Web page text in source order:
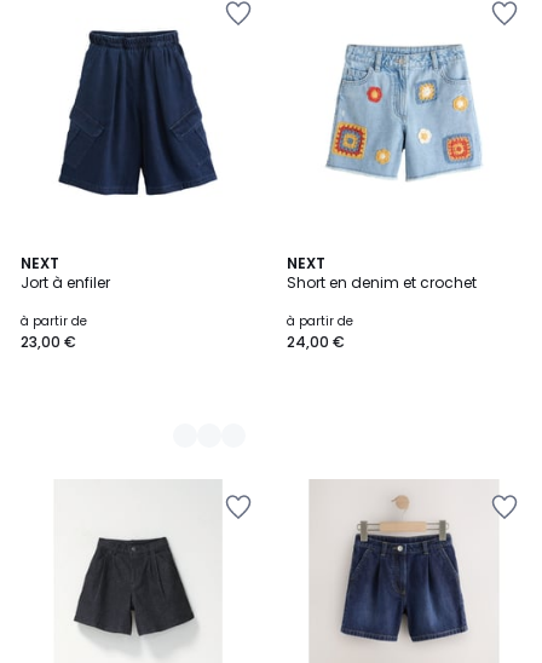
NEXT
Jort à enfiler
à partir de
23,00 €
2
Couleurs
NEXT
Short en denim et crochet
à partir de
24,00 €